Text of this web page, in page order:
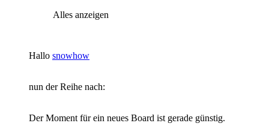
Alles anzeigen
Hallo snowhow
nun der Reihe nach:
Der Moment für ein neues Board ist gerade günstig.